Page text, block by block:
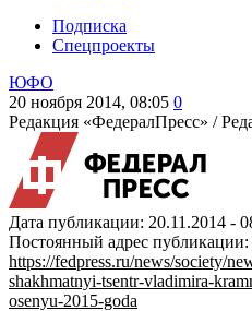
Подписка
Спецпроекты
ЮФО
20 ноября 2014, 08:05 0
Редакция «ФедералПресс» /
Дата публикации: 20.11.2014 -
Постоянный адрес публикации:
https://fedpress.ru/news/society/
shakhmatnyi-tsentr-vladimira-
osenyu-2015-goda